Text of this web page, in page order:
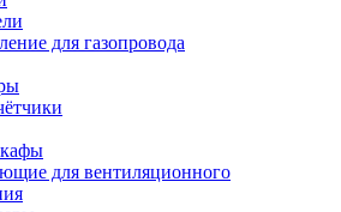
для газопровода
для вентиляционного